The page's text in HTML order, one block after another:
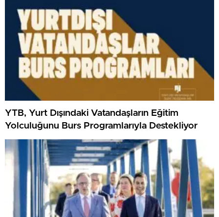
YTB, Yurt Dışındaki Vatandaşların Eğitim
Yolculuğunu Burs Programlarıyla Destekliyor